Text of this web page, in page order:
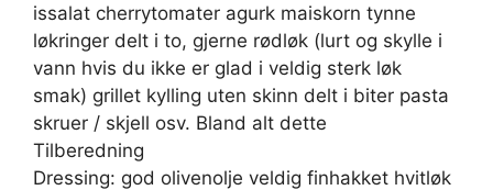
issalat cherrytomater agurk maiskorn tynne
løkringer delt i to, gjerne rødløk (lurt og skylle i
vann hvis du ikke er glad i veldig sterk løk
smak) grillet kylling uten skinn delt i biter pasta
skruer / skjell osv. Bland alt dette
Tilberedning
Dressing: god olivenolje veldig finhakket hvitløk